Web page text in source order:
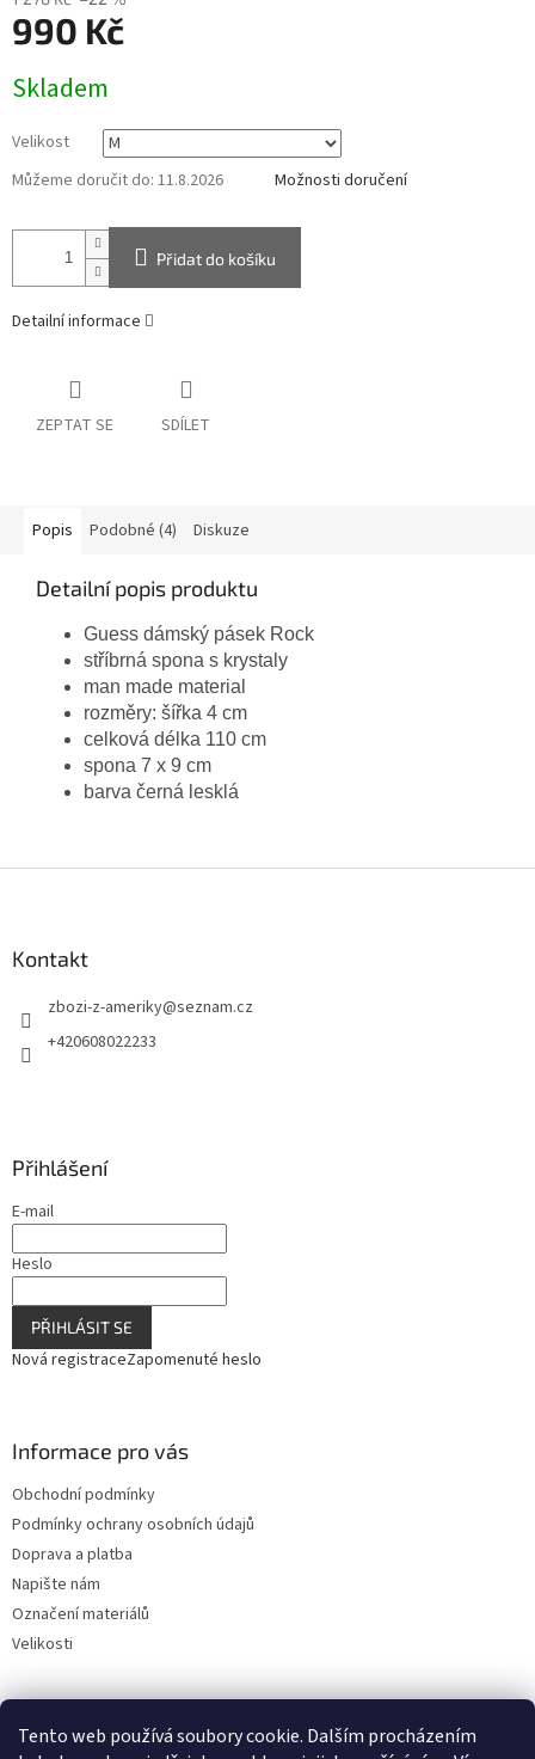
Tento web používá soubory cookie. Dalším procházením
990 Kč
cena:
Skladem
Velikost
Můžeme doručit do: 11.8.2026 Možnosti doručení
Přidat do košíku
Detailní informace
ZEPTAT SE SDÍLET
Popis Podobné (4) Diskuze
Detailní popis produktu
Guess dámský pásek Rock
stříbrná spona s krystaly
man made material
rozměry: šířka 4 cm
celková délka 110 cm
spona 7 x 9 cm
barva černá lesklá
Kontakt
zbozi-z-ameriky@seznam.cz
+420608022233
Přihlášení
E-mail
Heslo
PŘIHLÁSIT SE
Nová registraceZapomenuté heslo
Informace pro vás
Obchodní podmínky
Podmínky ochrany osobních údajů
Doprava a platba
Napište nám
Označení materiálů
Velikosti